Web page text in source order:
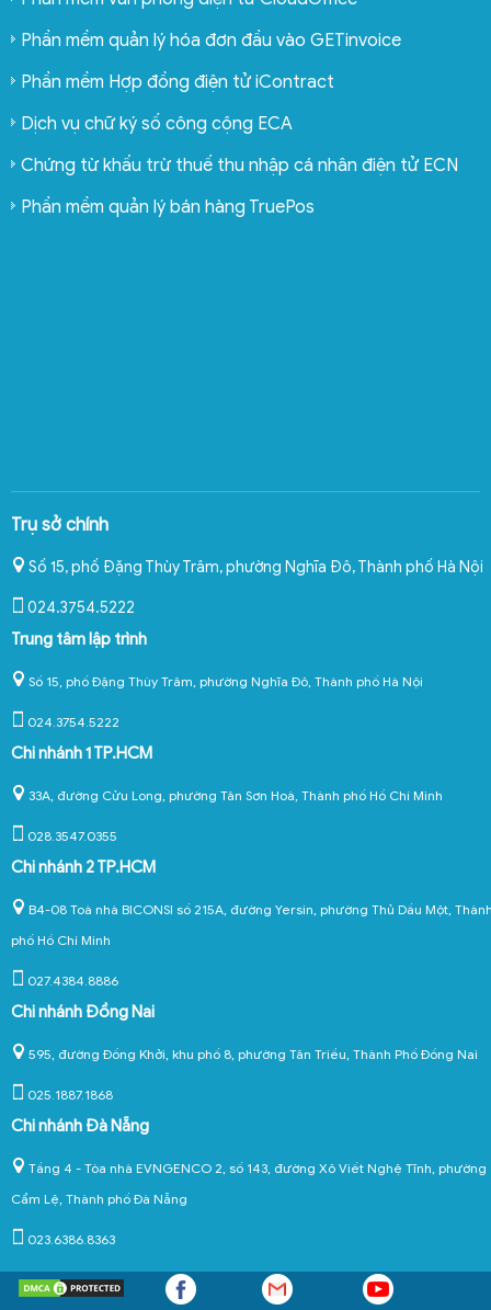
Phần mềm quản lý hóa đơn đầu vào GETinvoice
Phần mềm Hợp đồng điện tử iContract
Dịch vụ chữ ký số công cộng ECA
Chứng từ khấu trừ thuế thu nhập cá nhân điện tử ECN
Phần mềm quản lý bán hàng TruePos
Trụ sở chính
Số 15, phố Đặng Thùy Trâm, phường Nghĩa Đô,Thành phố Hà Nội
024.3754.5222
Trung tâm lập trình
Số 15, phố Đặng Thùy Trâm, phường Nghĩa Đô, Thành phố Hà Nội
024.3754.5222
Chi nhánh 1 TP.HCM
33A, đường Cửu Long, phường Tân Sơn Hoà, Thành phố Hồ Chí Minh
028.3547.0355
Chi nhánh 2 TP.HCM
B4-08 Toà nhà BICONSI số 215A, đường Yersin, phường Thủ Dầu Một,
phố Hồ Chí Minh
027.4384.8886
Chi nhánh Đồng Nai
595, đường Đồng Khởi, khu phố 8, phường Tân Triều, Thành Phố Đồng Nai
025.1887.1868
Chi nhánh Đà Nẵng
Tầng 4 - Tòa nhà EVNGENCO 2, số 143, đường Xô Viết Nghệ Tĩnh, phường
Cẩm Lệ, Thành phố Đà Nẵng
023.6386.8363